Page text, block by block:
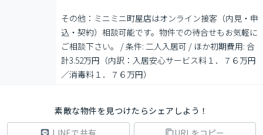
その他：ミニミニ町屋店はオンライン接客（内見・申
込・契約）相談可能です。物件での待合せもお気軽に
ご相談下さい。 / 条件: 二人入居可 / ほか初期費用: 合
計3.52万円（内訳：入居安心サービス料１．７６万円
／消毒料１．７６万円）
素敵な物件を見つけたらシェアしよう！
LINEで共有
URLをコピー